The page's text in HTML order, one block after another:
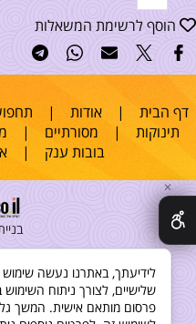
הוסף לרשימת המשאלות
דף הבית |אודות |
תינוקות | מסורתיים |
בובות ענק |
✕
שלישיים, לצורך ניתוח
פרסום מותאם אישית. המשך